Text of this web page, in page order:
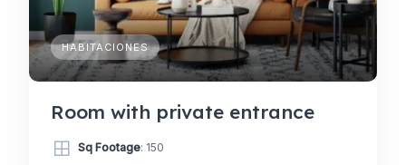
HABITACIONES
Room with private entrance
Sq Footage: 150